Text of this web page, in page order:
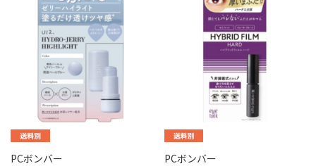
PCボンバー PCボンバー